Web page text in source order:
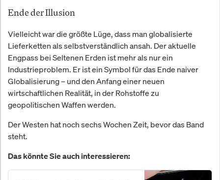
Ende der Illusion
Vielleicht war die größte Lüge, dass man globalisierte
Lieferketten als selbstverständlich ansah. Der aktuelle
Engpass bei Seltenen Erden ist mehr als nur ein
Industrieproblem. Er ist ein Symbol für das Ende naiver
Globalisierung – und den Anfang einer neuen
wirtschaftlichen Realität, in der Rohstoffe zu
geopolitischen Waffen werden.
Der Westen hat noch sechs Wochen Zeit, bevor das Band
steht.
Das könnte Sie auch interessieren: